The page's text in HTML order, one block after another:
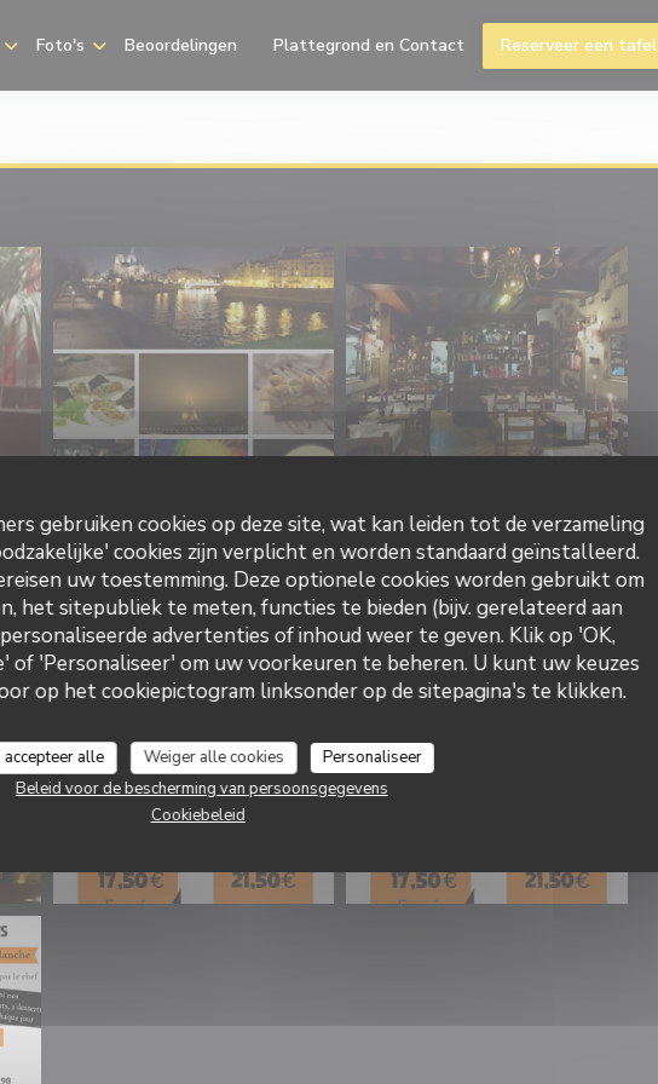
gebruiken cookies op deze site, wat kan leiden tot de verzameling
cookies zijn verplicht en worden standaard geïnstalleerd.
uw toestemming. Deze optionele cookies worden gebruikt om
het sitepubliek te meten, functies te bieden (bijv. gerelateerd aan
advertenties of inhoud weer te geven. Klik op 'OK,
of 'Personaliseer' om uw voorkeuren te beheren. U kunt uw keuzes
op het cookiepictogram linksonder op de sitepagina's te klikken.
accepteer alle Weiger alle cookies
Personaliseer
Beleid voor de bescherming van persoonsgegevens
Cookiebeleid
Foto's Beoordelingen ((opent in een nieuw venster))
Plattegrond en Contact Reserveer een tafel